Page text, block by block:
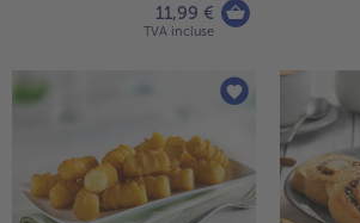
11,99 €
TVA incluse